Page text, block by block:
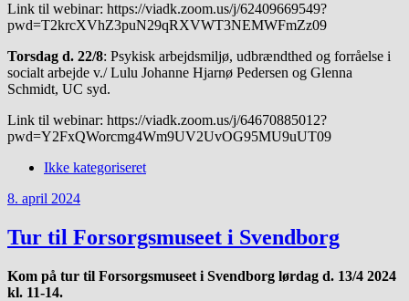
Link til webinar: https://viadk.zoom.us/j/62409669549?
pwd=T2krcXVhZ3puN29qRXVWT3NEMWFmZz09
Torsdag d. 22/8: Psykisk arbejdsmiljø, udbrændthed og forråelse i
socialt arbejde v./ Lulu Johanne Hjarnø Pedersen og Glenna
Schmidt, UC syd.
Link til webinar: https://viadk.zoom.us/j/64670885012?
pwd=Y2FxQWorcmg4Wm9UV2UvOG95MU9uUT09
Ikke kategoriseret
8. april 2024
Tur til Forsorgsmuseet i Svendborg
Kom på tur til Forsorgsmuseet i Svendborg lørdag d. 13/4 2024
kl. 11-14.